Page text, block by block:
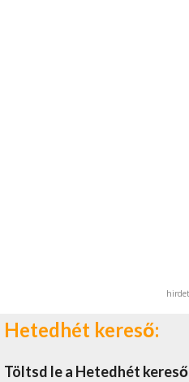
Hetedhét kereső:
Töltsd le a Hetedhét